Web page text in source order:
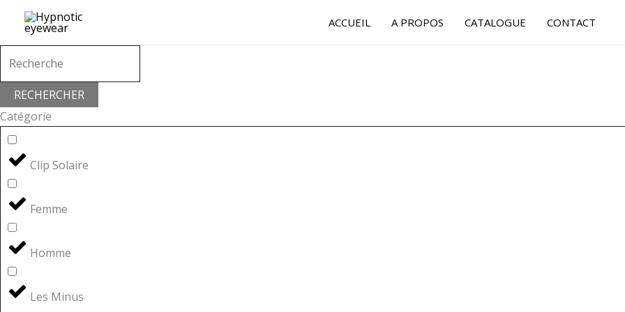
contenu
ACCUEIL A PROPOS CATALOGUE CONTACT
RECHERCHER
Catégorie
Clip Solaire
Femme
Homme
Les Minus